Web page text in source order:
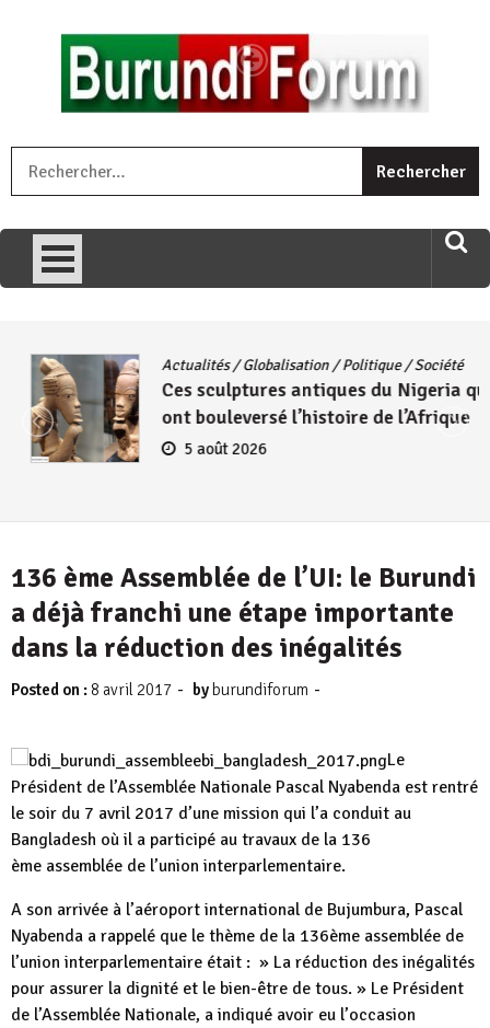
umariye umuryango wawe canke igihugu cakwibarutse .Wewe
uri ngaha ndagusigiye iki kibazo : Uriko ukora iki kugira ngo
Actualités/Globalisation/Politique/Société
Ces sculptures antiques du Nigeria qui
ont bouleversé l’histoire de l’Afrique
5 août 2026
136 ème Assemblée de l’UI: le Burundi
a déjà franchi une étape importante
dans la réduction des inégalités
Posted on : 8 avril 2017 - by burundiforum -
Le
Président de l’Assemblée Nationale Pascal Nyabenda est rentré
le soir du 7 avril 2017 d’une mission qui l’a conduit au
Bangladesh où il a participé au travaux de la 136
ème assemblée de l’union interparlementaire.
A son arrivée à l’aéroport international de Bujumbura, Pascal
Nyabenda a rappelé que le thème de la 136ème assemblée de
l’union interparlementaire était : » La réduction des inégalités
pour assurer la dignité et le bien-être de tous. » Le Président
de l’Assemblée Nationale, a indiqué avoir eu l’occasion